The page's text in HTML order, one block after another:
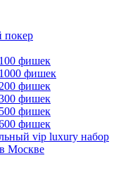
покер
фишек
фишек
фишек
фишек
фишек
фишек
vip luxury набор
Москве